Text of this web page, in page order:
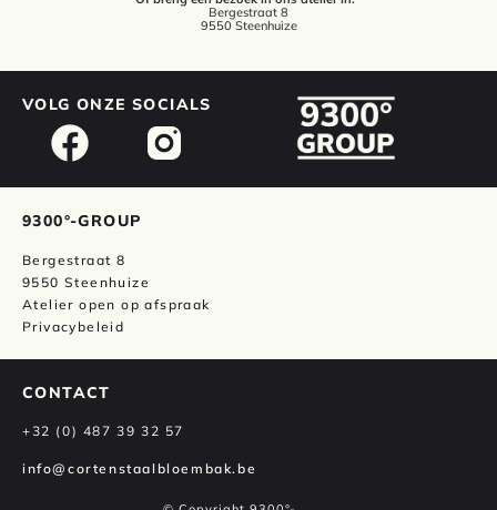
Bergestraat 8
9550 Steenhuize
VOLG ONZE SOCIALS
9300°-GROUP
Bergestraat 8
9550 Steenhuize
Atelier open op afspraak
Privacybeleid
CONTACT
+32 (0) 487 39 32 57
info@cortenstaalbloembak.be